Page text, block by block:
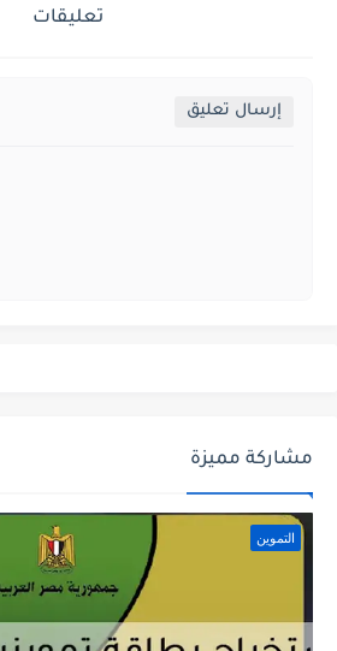
تعليقات
إرسال تعليق
مشاركة مميزة
التموين